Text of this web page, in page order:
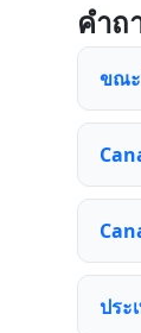
คำถ
ขณะ
ประ